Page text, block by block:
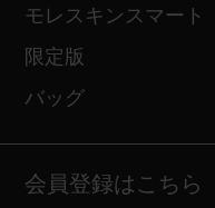
モレスキンスマート
限定版
バッグ
会員登録はこちら